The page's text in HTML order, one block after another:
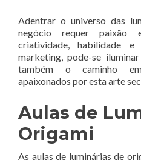
Adentrar o universo das
negócio requer paixão
criatividade, habilidade
marketing, pode-se
também o caminho
apaixonados por esta arte
Aulas de
Origami
As aulas de luminárias de